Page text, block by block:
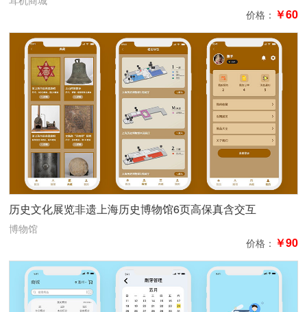
价格： ￥60
历史文化展览非遗上海历史博物馆6页高保真含交互
博物馆
价格： ￥90